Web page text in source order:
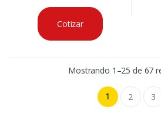
Cotizar
Mostrando 1–25 de 67
1 2 3